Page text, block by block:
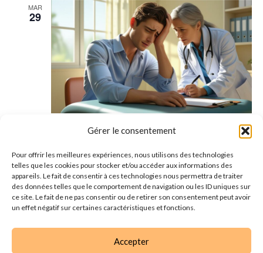
Gérer le consentement
Pour offrir les meilleures expériences, nous utilisons des technologies
telles que les cookies pour stocker et/ou accéder aux informations des
appareils. Le fait de consentir à ces technologies nous permettra de traiter
des données telles que le comportement de navigation ou les ID uniques sur
ce site. Le fait de ne pas consentir ou de retirer son consentement peut avoir
un effet négatif sur certaines caractéristiques et fonctions.
Accepter
MAR
29
médecine générale : démarche diagnostique et
prise en charge
29 septembre - 20 h 00 min-23 h 00 min
Marcq-En-BaroeulHÔTEL MERCURE MARCQ EN BAROEUL
157 AVENUE DE LA MARNE, MARCQ-EN-BAROEUL, France
Aujourd’hui